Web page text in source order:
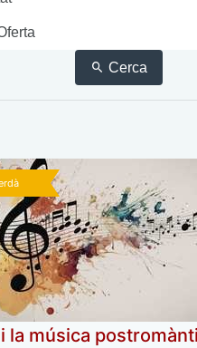
Cerca
la música